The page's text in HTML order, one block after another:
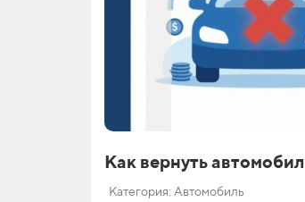
Как вернуть
Категория: Автомобиль